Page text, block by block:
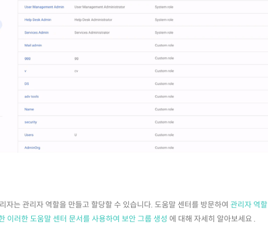
자는 관리자 역할을 만들고 할당할 수 있습니다. 도움말 센터를 방문하여 관리자 역할
이러한 도움말 센터 문서를 사용하여 보안 그룹 생성 에 대해 자세히 알아보세요 .